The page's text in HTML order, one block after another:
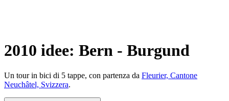
2010 idee: Bern - Burgund
Un tour in bici di 5 tappe, con partenza da Fleurier, Cantone
Neuchâtel, Svizzera.